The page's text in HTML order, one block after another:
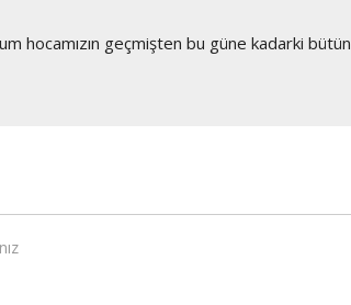
hocamızın geçmişten bu güne kadarki bütün